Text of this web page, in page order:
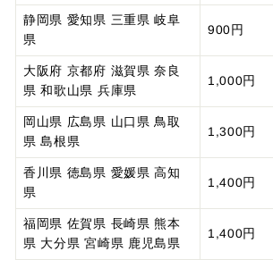
静岡県 愛知県 三重県 岐阜
県
900円
大阪府 京都府 滋賀県 奈良
県 和歌山県 兵庫県
1,000円
岡山県 広島県 山口県 鳥取
県 島根県
1,300円
香川県 徳島県 愛媛県 高知
県
1,400円
福岡県 佐賀県 長崎県 熊本
県 大分県 宮崎県 鹿児島県
1,400円